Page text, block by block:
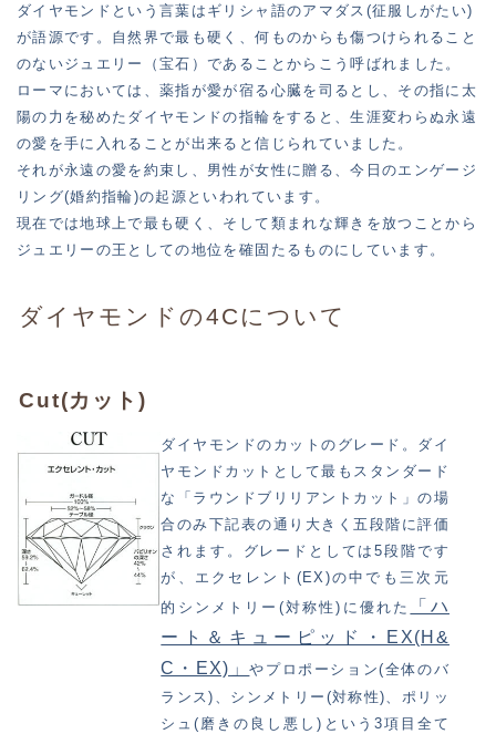
ダイヤモンドという言葉はギリシャ語のアマダス(征服しがたい)
が語源です。自然界で最も硬く、何ものからも傷つけられること
のないジュエリー（宝石）であることからこう呼ばれました。
ローマにおいては、薬指が愛が宿る心臓を司るとし、その指に太
陽の力を秘めたダイヤモンドの指輪をすると、生涯変わらぬ永遠
の愛を手に入れることが出来ると信じられていました。
それが永遠の愛を約束し、男性が女性に贈る、今日のエンゲージ
リング(婚約指輪)の起源といわれています。
現在では地球上で最も硬く、そして類まれな輝きを放つことから
ジュエリーの王としての地位を確固たるものにしています。
ダイヤモンドの4Cについて
Cut(カット)
ダイヤモンドのカットのグレード。ダイ
ヤモンドカットとして最もスタンダード
な「ラウンドブリリアントカット」の場
合のみ下記表の通り大きく五段階に評価
されます。グレードとしては5段階です
が、エクセレント(EX)の中でも三次元
的シンメトリー(対称性)に優れた
「ハ
ート＆キューピッド・EX(H&
C・EX)」やプロポーション(全体のバ
ランス)、シンメトリー(対称性)、ポリッ
シュ(磨きの良し悪し)という3項目全て